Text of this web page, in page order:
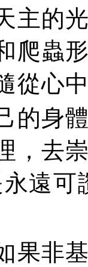
主的
爬蟲
從心
的身
，去
遠可
果非